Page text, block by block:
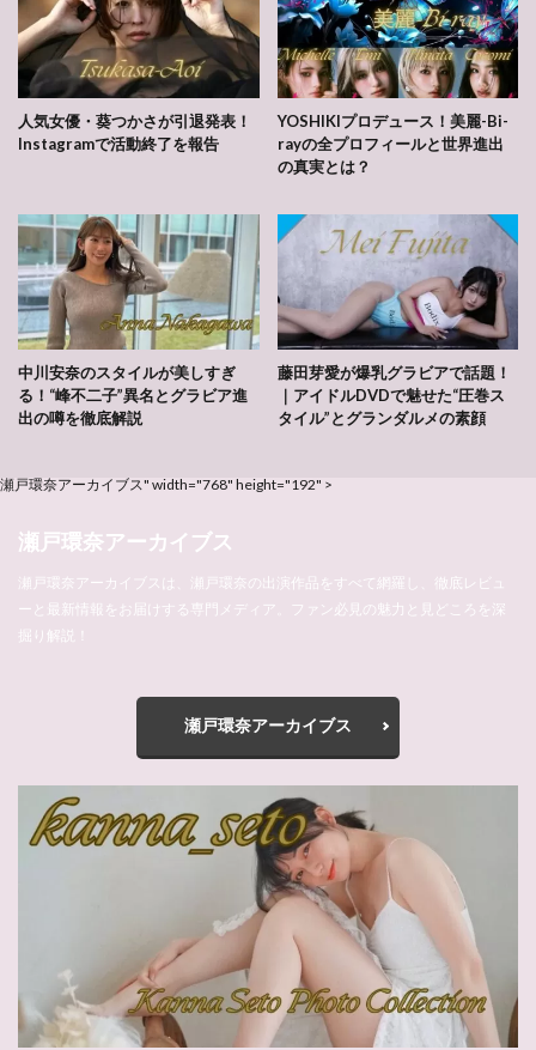
人気女優・葵つかさが引退発表！
Instagramで活動終了を報告
YOSHIKIプロデュース！美麗-Bi-
rayの全プロフィールと世界進出
の真実とは？
中川安奈のスタイルが美しすぎ
る！“峰不二子”異名とグラビア進
出の噂を徹底解説
藤田芽愛が爆乳グラビアで話題！
｜アイドルDVDで魅せた“圧巻ス
タイル”とグランダルメの素顔
瀬戸環奈アーカイブス" width="768" height="192" >
瀬戸環奈アーカイブス
瀬戸環奈アーカイブスは、瀬戸環奈の出演作品をすべて網羅し、徹底レビュ
ーと最新情報をお届けする専門メディア。ファン必見の魅力と見どころを深
掘り解説！
瀬戸環奈アーカイブス